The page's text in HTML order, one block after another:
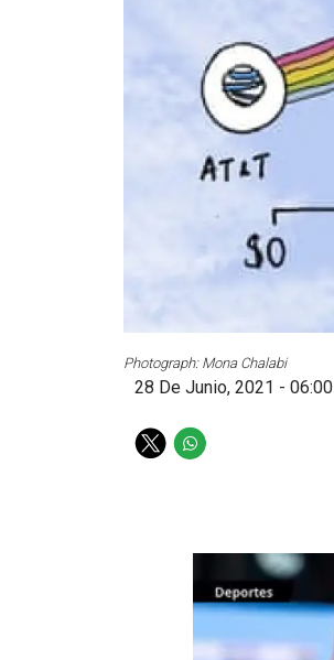
Photograph: Mona Chalabi
28 De Junio, 2021 - 06:00
T
W
p